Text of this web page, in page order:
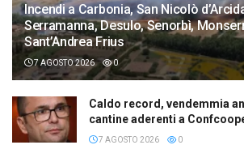
Incendi a Carbonia, San Nicolò
Serramanna, Desulo, Senorbì,
Sant’Andrea Frius
7 AGOSTO 2026 0
Caldo record, vendemmia
cantine aderenti a
7 AGOSTO 2026 0